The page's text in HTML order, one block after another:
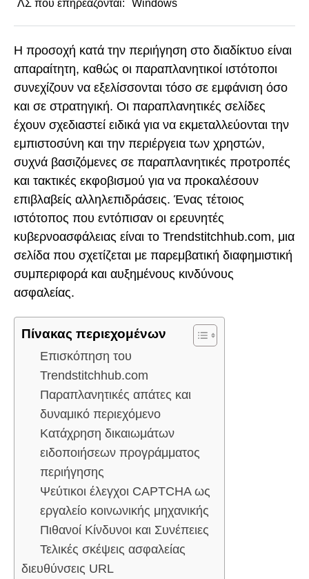
ΛΣ που επηρεάζονται:
Windows
Η προσοχή κατά την περιήγηση στο διαδίκτυο είναι
απαραίτητη, καθώς οι παραπλανητικοί ιστότοποι
συνεχίζουν να εξελίσσονται τόσο σε εμφάνιση όσο
και σε στρατηγική. Οι παραπλανητικές σελίδες
έχουν σχεδιαστεί ειδικά για να εκμεταλλεύονται την
εμπιστοσύνη και την περιέργεια των χρηστών,
συχνά βασιζόμενες σε παραπλανητικές προτροπές
και τακτικές εκφοβισμού για να προκαλέσουν
επιβλαβείς αλληλεπιδράσεις. Ένας τέτοιος
ιστότοπος που εντόπισαν οι ερευνητές
κυβερνοασφάλειας είναι το Trendstitchhub.com, μια
σελίδα που σχετίζεται με παρεμβατική διαφημιστική
συμπεριφορά και αυξημένους κινδύνους
ασφαλείας.
Πίνακας περιεχομένων
Επισκόπηση του
Trendstitchhub.com
Παραπλανητικές απάτες και
δυναμικό περιεχόμενο
Κατάχρηση δικαιωμάτων
ειδοποιήσεων προγράμματος
περιήγησης
Ψεύτικοι έλεγχοι CAPTCHA ως
εργαλείο κοινωνικής μηχανικής
Πιθανοί Κίνδυνοι και Συνέπειες
Τελικές σκέψεις ασφαλείας
διευθύνσεις URL